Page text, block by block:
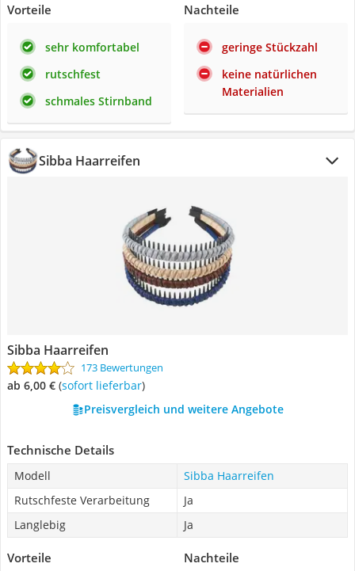
Vorteile
sehr komfortabel
rutschfest
schmales Stirnband
Nachteile
geringe Stückzahl
keine natürlichen
Materialien
Sibba Haarreifen
Sibba Haarreifen
173 Bewertungen
ab 6,00 € ( Sofort lieferbar)
Preisvergleich und weitere Angebote
Technische Details
Modell
Sibba Haarreifen
Rutschfeste Verarbeitung
Ja
Langlebig
Ja
Vorteile Nachteile